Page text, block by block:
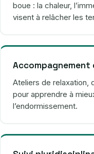
boue : la chaleur,
visent à relâcher les
Accompagnement
Ateliers de relaxation,
pour apprendre à
l’endormissement.